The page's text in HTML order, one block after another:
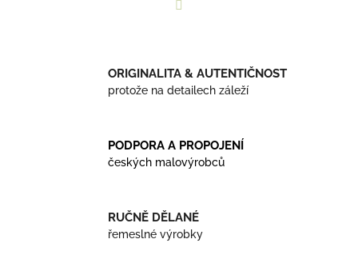
ORIGINALITA & AUTENTIČNOST
protože na detailech záleží
PODPORA A PROPOJENÍ
českých malovýrobců
RUČNĚ DĚLANÉ
řemeslné výrobky